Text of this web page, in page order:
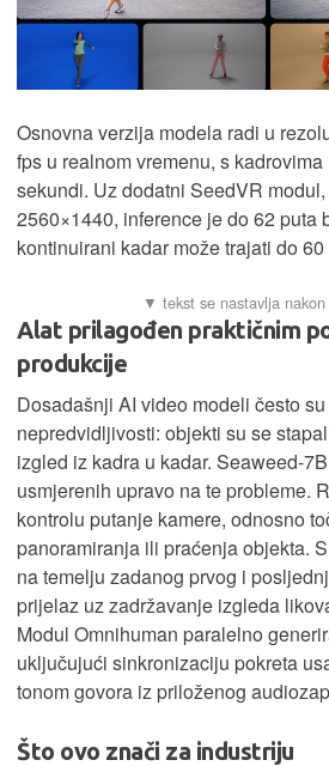
Osnovna verzija modela radi u
fps u realnom vremenu, s
sekundi. Uz dodatni SeedVR
2560×1440, inference je do 62 puta
kontinuirani kadar može trajati do
Alat prilagođen praktičnim
produkcije
Dosadašnji AI video modeli često
nepredvidljivosti: objekti su se
izgled iz kadra u kadar. Seaweed-
usmjerenih upravo na te probleme.
kontrolu putanje kamere, odnosno
panoramiranja ili praćenja objekta.
na temelju zadanog prvog i
prijelaz uz zadržavanje izgleda
Modul Omnihuman paralelno
uključujući sinkronizaciju pokreta
tonom govora iz priloženog
Što ovo znači za industriju